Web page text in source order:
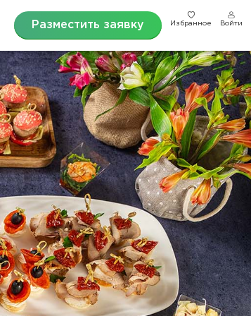
Разместить заявку Избранное Войти